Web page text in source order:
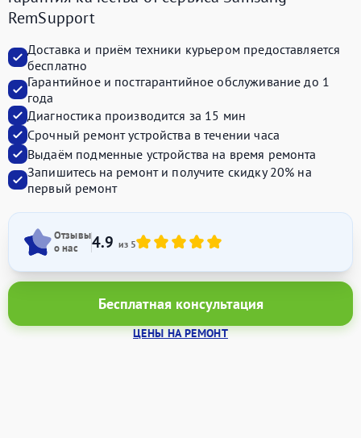
RemSupport
Доставка и приём техники курьером предоставляется
бесплатно
Гарантийное и постгарантийное обслуживание до 1
года
Диагностика производится за 15 мин
Срочный ремонт устройства в течении часа
Выдаём подменные устройства на время ремонта
Запишитесь на ремонт и получите скидку 20% на
первый ремонт
Отзывы
о нас
4.9 из 5
Бесплатная консультация
ЦЕНЫ НА РЕМОНТ